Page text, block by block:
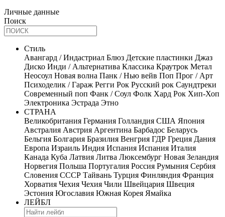
Личные данные
Поиск
Стиль
Авангард / Индастриал Блюз Детские пластинки Джаз
Диско Инди / Альтернатива Классика Краутрок Метал
Неосоул Новая волна Панк / Нью вейв Поп Прог / Арт
Психоделик / Гараж Регги Рок Русский рок Саундтреки
Современный поп Фанк / Соул Фолк Хард Рок Хип-Хоп
Электроника Эстрада Этно
СТРАНА
Великобритания Германия Голландия США Япония
Австралия Австрия Аргентина Барбадос Беларусь
Бельгия Болгария Бразилия Венгрия ГДР Греция Дания
Европа Израиль Индия Испания Испания Италия
Канада Куба Латвия Литва Люксембург Новая Зеландия
Норвегия Польша Португалия Россия Румыния Сербия
Словения СССР Тайвань Турция Финляндия Франция
Хорватия Чехия Чехия Чили Швейцария Швеция
Эстония Югославия Южная Корея Ямайка
ЛЕЙБЛ